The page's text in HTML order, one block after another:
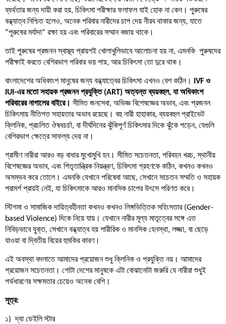
ব্যর্থতার জন্য দায়ী করা হয়, চিকিৎসা পরীক্ষার ফলাফল যাই হোক না কেন। পুরুষের
বন্ধ্যাত্ব নিশ্চিত হলেও, অনেক পরিবার নারীদের চাপ দেয় নীরব থাকার জন্য, যাতে
“পুরুষের মর্যাদা” রক্ষা হয় এবং পরিবারের সম্মান বজায় থাকে।
তাই পুরুষের প্রজনন স্বাস্থ্য প্রায়শই খোলাখুলিভাবে আলোচনা হয় না, এমনকি পুরুষদের
পরীক্ষাই করতে বেশিরভাগ পরিবার ভয় পায়, আর চিকিৎসা তো দুরে থাক।
বাংলাদেশের অধিকাংশ মানুষের জন্য বন্ধ্যাত্বের চিকিৎসা এখনও বেশ কঠিন।
IVF ও
IUI-এর মতো সহায়ক প্রজনন প্রযুক্তি (ART) অত্যন্ত ব্যয়বহুল, যা অধিকাংশ
পরিবারের নাগালের বাইরে।
সীমিত জনসেবা, অভিজ্ঞ বিশেষজ্ঞের অভাব, এবং প্রজনন
চিকিৎসায় নীতিগত সহায়তার অভাব রয়েছে। বহু নারী হাহাকার, ব্যয়বহুল প্রাইভেট
ক্লিনিক, প্রচলিত ঔষধচর্চা, বা দীর্ঘদিনের ঝুঁকিপূর্ণ চিকিৎসার দিকে ঝুঁকে পড়েন, যেগুলি
বেশিরভাগ ক্ষেত্রে সাফল্য দেয় না।
গ্রামীণ নারীরা আরও বড় বাধার মুখোমুখি হন। সীমিত সচেতনতা, পরিবহন খরচ, স্থানীয়
বিশেষজ্ঞের অভাব, এবং পিতৃতান্ত্রিক নিয়ন্ত্রণ, চিকিৎসা গ্রহণকে কঠিন, কখনও কখনও
অসম্ভব করে তোলে। এমনকি যেখানে পরিষেবা আছে, সেখানে সচেতন সম্মতি ও সহায়ক
পরামর্শ প্রায়ই নেই, যা চিকিৎসাকে আরও মানসিক চাপের উৎসে পরিণত করে।
স্টিগমা ও সামাজিক দায়িত্বহীনতা কখনও কখনও লিঙ্গভিত্তিক সহিংসতার (Gender-
based Violence) দিকে নিয়ে যায়। যেখানে নারীর মূল্য মাতৃত্বের সঙ্গে এত
নিবিড়ভাবে যুক্ত, সেখানে বন্ধ্যাত্ব হয় শারীরিক ও মানসিক হেনস্থা, লজ্জা, বা ছেড়ে
যাওয়া বা দ্বিতীয় বিয়ের হুমকির কারণ।
এই অবস্থা বদলাতে আমাদের প্রয়োজন শুধু ক্লিনিক ও প্রযুক্তি নয়। আমাদের
প্রয়োজন সচেতনতা। গোটা দেশের মানুষকে এটা বোঝানোটা জরুরি যে নারীরা শুধুই
গর্ভধারণের সক্ষমতার চেয়েও অনেক বেশি।
সূত্র:
১) দ্যা ডেইলি স্টার